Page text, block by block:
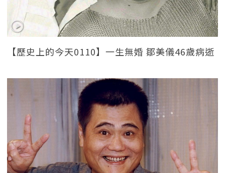
【歷史上的今天0110】一生無婚 鄒美儀46歲病逝